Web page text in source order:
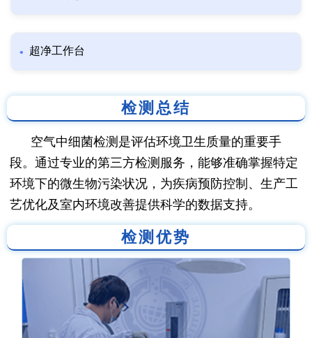
超净工作台
检测总结
空气中细菌检测是评估环境卫生质量的重要手
段。通过专业的第三方检测服务，能够准确掌握特定
环境下的微生物污染状况，为疾病预防控制、生产工
艺优化及室内环境改善提供科学的数据支持。
检测优势